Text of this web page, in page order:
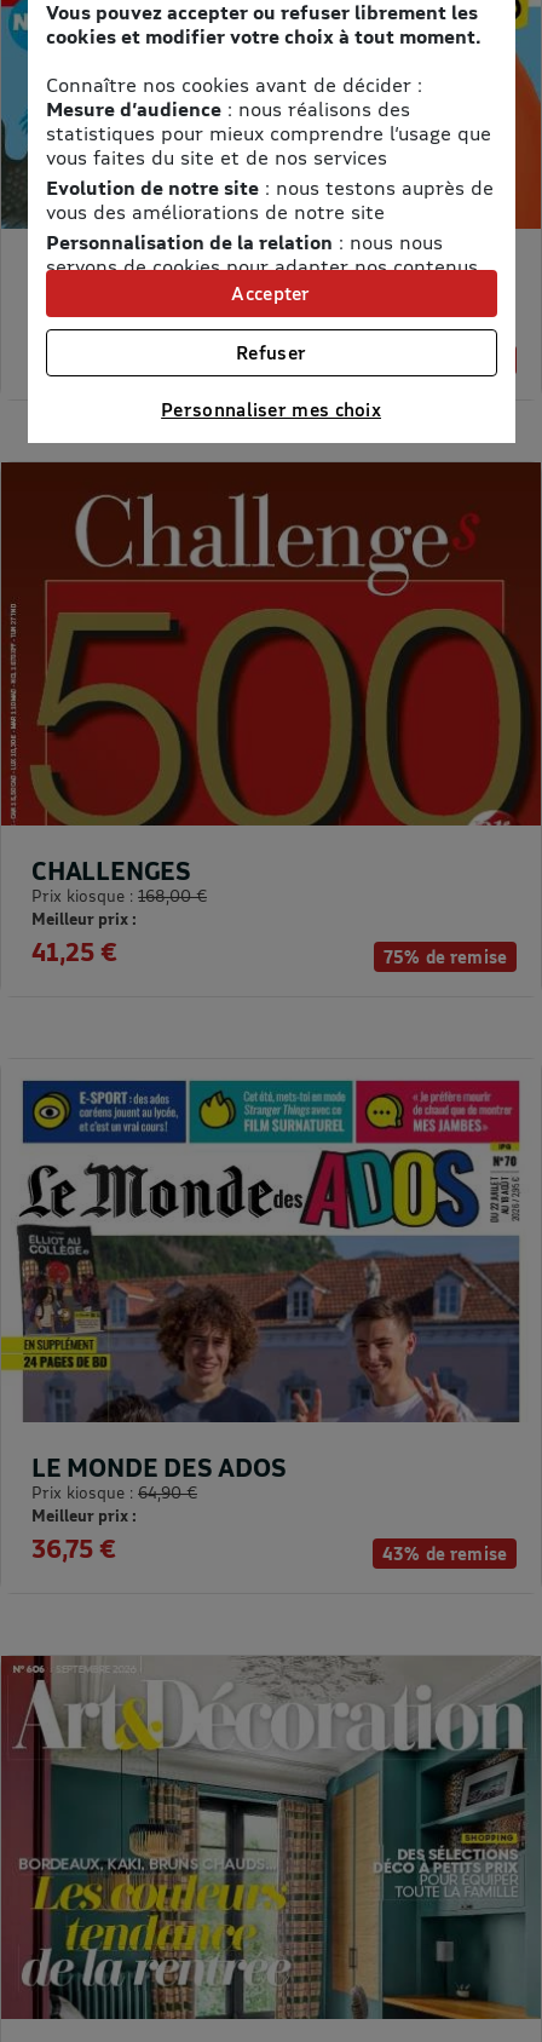
MON PETIT SCIENCE ET VIE AVEC NANO
Meilleur prix :
75% de remise
CHALLENGES
Prix kiosque : 168,00 €
Meilleur prix :
41,25 €
43% de remise
LE MONDE DES ADOS
Prix kiosque : 64,90 €
Meilleur prix :
36,75 €
Vous pouvez accepter ou refuser librement les
cookies et modifier votre choix à tout moment.
Connaître nos cookies avant de décider :
Mesure d’audience: nous réalisons des
statistiques pour mieux comprendre l’usage que
vous faites du site et de nos services
Evolution de notre site: nous testons auprès de
vous des améliorations de notre site
Personnalisation de la relation : nous nous
servons de cookies pour adapter nos contenus
et personnaliser nos offres
Univers publicitaire: nous utilisons avec nos
partenaires des cookies pour afficher des
publicités personnalisées
Connaître notre politique cookies et la liste de nos
Personnaliser mes choix
Refuser
Accepter